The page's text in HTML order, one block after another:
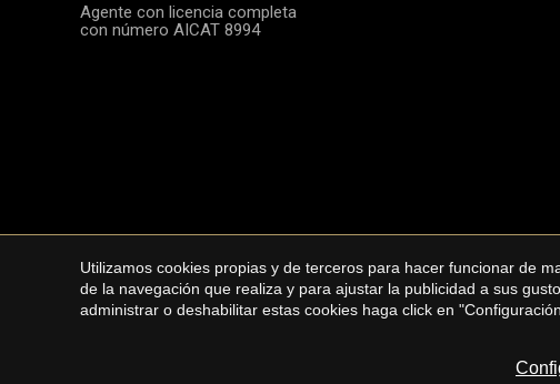
Agente con licencia completa
con número AICAT 8994
Copyright © 2026 Urbane
Utilizamos cookies propias y de terceros para hacer funcionar de
de la navegación que realiza y para ajustar la publicidad a sus
administrar o deshabilitar estas cookies haga click en